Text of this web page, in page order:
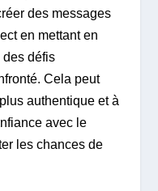
des messages
en mettant en
des défis
Cela peut
authentique et à
avec le
les chances de